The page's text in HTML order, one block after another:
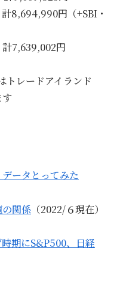
円（+SBI・
円
トレードアイランド
す
ータとってみた
関係 （2022/６現在）
期にS&P500、日経